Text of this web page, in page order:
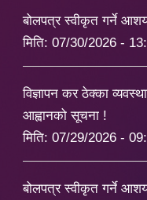
बोलपत्र स्वीकृत गर्ने
मिति: 07/30/2026 -
विज्ञापन कर ठेक्का
आह्वानको सूचना !
मिति: 07/29/2026 -
बोलपत्र स्वीकृत गर्ने